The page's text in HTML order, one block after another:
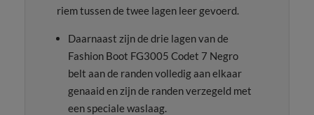
riem tussen de twee lagen leer gevoerd.
Daarnaast zijn de drie lagen van de
Fashion Boot FG3005 Codet 7 Negro
belt aan de randen volledig aan elkaar
genaaid en zijn de randen verzegeld met
een speciale waslaag.